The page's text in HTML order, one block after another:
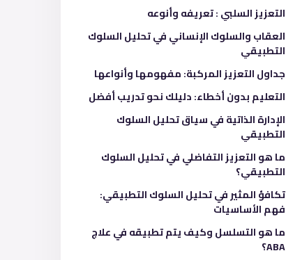
التعزيز السلبي : تعريفه وأنوعه
العقاب والسلوك الإنساني في تحليل السلوك
التطبيقي
جداول التعزيز المركبة: مفهومها وأنواعها
التعليم بدون أخطاء: دليلك نحو تدريب أفضل
الإدارة الذاتية في سياق تحليل السلوك
التطبيقي
ما هو التعزيز التفاضلي في تحليل السلوك
التطبيقي؟
تكافؤ المثير في تحليل السلوك التطبيقي:
فهم الأساسيات
ما هو التسلسل وكيف يتم تطبيقه في علاج
ABA؟